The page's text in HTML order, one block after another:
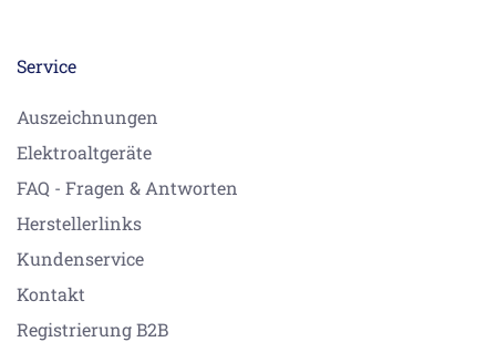
Service
Auszeichnungen
Elektroaltgeräte
FAQ - Fragen & Antworten
Herstellerlinks
Kundenservice
Kontakt
Registrierung B2B